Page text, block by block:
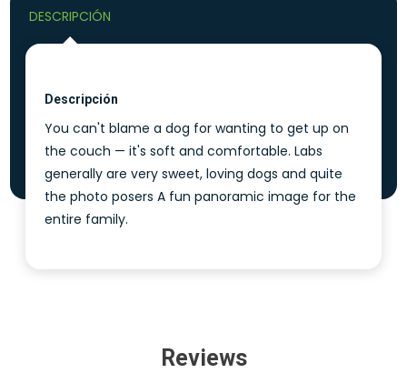
DESCRIPCIÓN
Descripción
You can't blame a dog for wanting to get up on
the couch — it's soft and comfortable. Labs
generally are very sweet, loving dogs and quite
the photo posers A fun panoramic image for the
entire family.
Reviews